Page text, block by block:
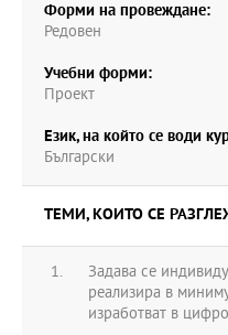
Форми на провеждане:
Редовен
Учебни форми:
Проект
Език, на който се води
Български
ТЕМИ, КОИТО СЕ
Задава се
реализира в
изработват в